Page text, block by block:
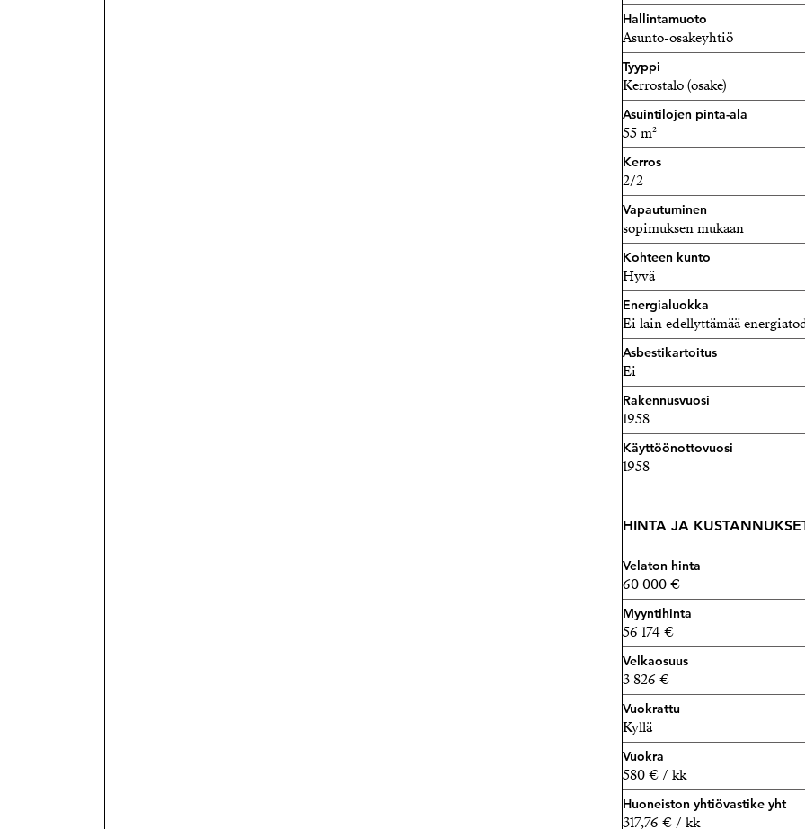
Hallintamuoto
Asunto-osakeyhtiö
Tyyppi
Kerrostalo (osake)
Asuintilojen pinta-ala
55 m²
Kerros
2/2
Vapautuminen
sopimuksen mukaan
Kohteen kunto
Hyvä
Energialuokka
Ei lain edellyttämää
Asbestikartoitus
Ei
Rakennusvuosi
1958
Käyttöönottovuosi
1958
HINTA JA
Velaton hinta
60 000 €
Myyntihinta
56 174 €
Velkaosuus
3 826 €
Vuokrattu
Kyllä
Vuokra
580 € / kk
Huoneiston yhtiövastike yht
317,76 € / kk